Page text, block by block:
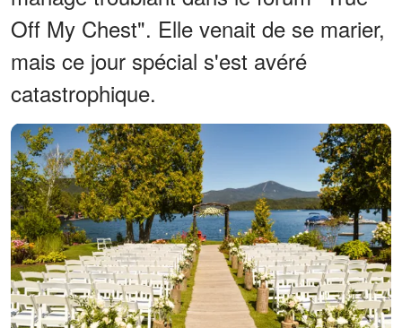
Off My Chest". Elle venait de se marier,
mais ce jour spécial s'est avéré
catastrophique.